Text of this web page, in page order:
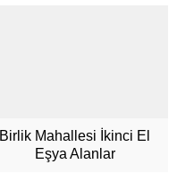
Birlik Mahallesi İkinci El
Eşya Alanlar